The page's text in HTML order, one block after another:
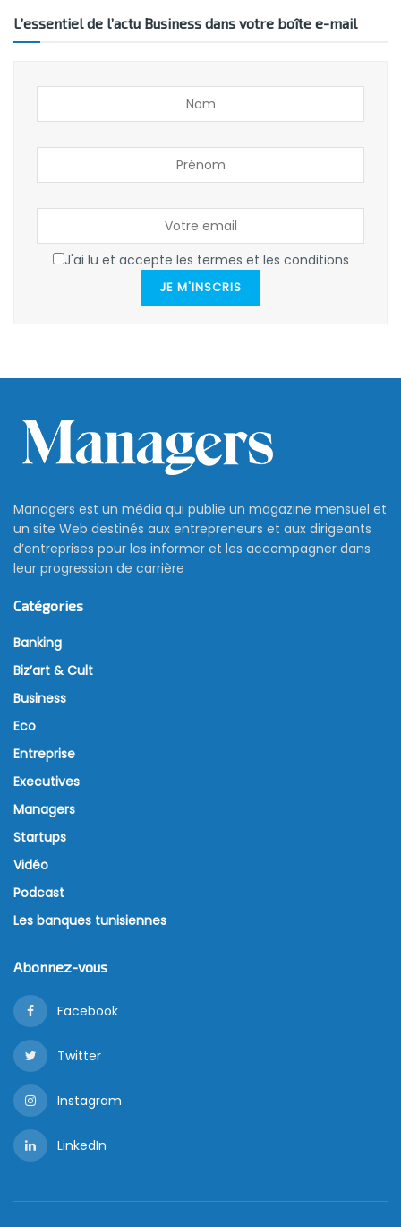
L’essentiel de l’actu Business dans votre boîte e-mail
J'ai lu et accepte les termes et les conditions
JE M'INSCRIS
Managers est un média qui publie un magazine mensuel et
un site Web destinés aux entrepreneurs et aux dirigeants
d’entreprises pour les informer et les accompagner dans
leur progression de carrière
Catégories
Banking
Biz’art & Cult
Business
Eco
Entreprise
Executives
Managers
Startups
Vidéo
Podcast
Les banques tunisiennes
Abonnez-vous
Facebook
Twitter
Instagram
LinkedIn